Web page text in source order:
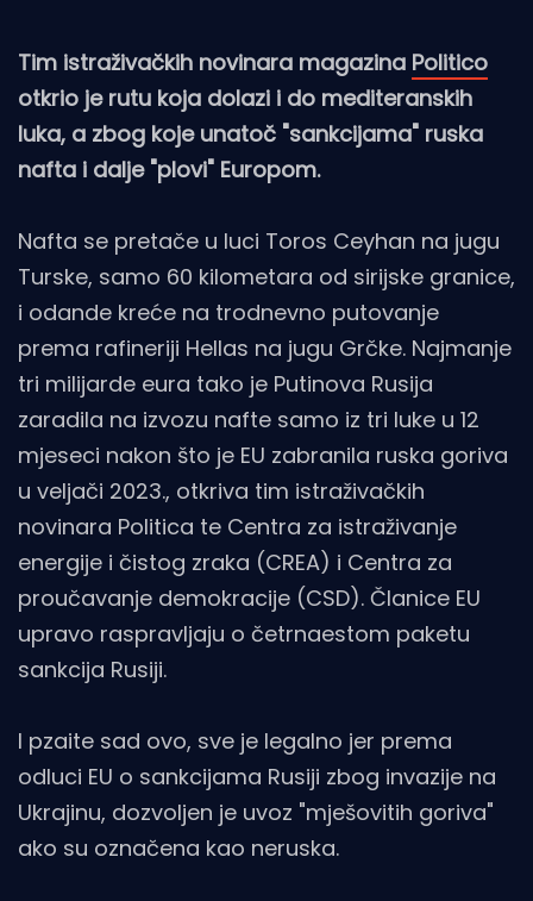
Tim istraživačkih novinara magazina Politico
otkrio je rutu koja dolazi i do mediteranskih
luka, a zbog koje unatoč "sankcijama" ruska
nafta i dalje "plovi" Europom.
Nafta se pretače u luci Toros Ceyhan na jugu
Turske, samo 60 kilometara od sirijske granice,
i odande kreće na trodnevno putovanje
prema rafineriji Hellas na jugu Grčke. Najmanje
tri milijarde eura tako je Putinova Rusija
zaradila na izvozu nafte samo iz tri luke u 12
mjeseci nakon što je EU zabranila ruska goriva
u veljači 2023., otkriva tim istraživačkih
novinara Politica te Centra za istraživanje
energije i čistog zraka (CREA) i Centra za
proučavanje demokracije (CSD). Članice EU
upravo raspravljaju o četrnaestom paketu
sankcija Rusiji.
I pzaite sad ovo, sve je legalno jer prema
odluci EU o sankcijama Rusiji zbog invazije na
Ukrajinu, dozvoljen je uvoz "mješovitih goriva"
ako su označena kao neruska.